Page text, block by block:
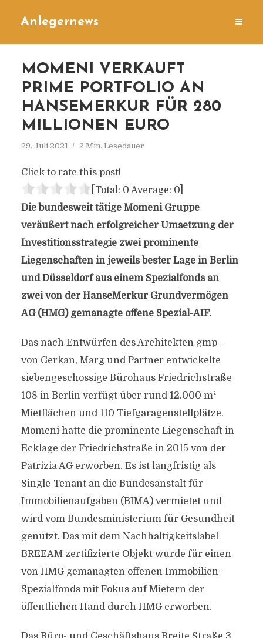
Anlegernews
MOMENI VERKAUFT
PRIME PORTFOLIO AN
HANSEMERKUR FÜR 280
MILLIONEN EURO
29. Juli 2021 2 Min. Lesedauer
Click to rate this post!
[Total: 0 Average: 0]
Die bundesweit tätige Momeni Gruppe
veräußert nach erfolgreicher Umsetzung der
Investitionsstrategie zwei prominente
Liegenschaften in jeweils bester Lage in Berlin
und Düsseldorf aus einem Spezialfonds an
zwei von der HanseMerkur Grundvermögen
AG (HMG) gemanagte offene Spezial-AIF.
Das nach Entwürfen des Architekten gmp –
von Gerkan, Marg und Partner entwickelte
siebengeschossige Bürohaus Friedrichstraße
108 in Berlin verfügt über rund 12.000 m²
Mietflächen und 110 Tiefgaragenstellplätze.
Momeni hatte die prominente Liegenschaft in
Ecklage der Friedrichstraße in 2015 von der
Patrizia AG erworben. Es ist langfristig als
Single-Tenant an die Bundesanstalt für
Immobilienaufgaben (BIMA) vermietet und
wird vom Bundesministerium für Gesundheit
genutzt. Das mit dem Nachhaltigkeitslabel
BREEAM zertifizierte Objekt wurde für einen
von HMG gemanagten offenen Immobilien-
Spezialfonds mit Fokus auf Mietern der
öffentlichen Hand durch HMG erworben.